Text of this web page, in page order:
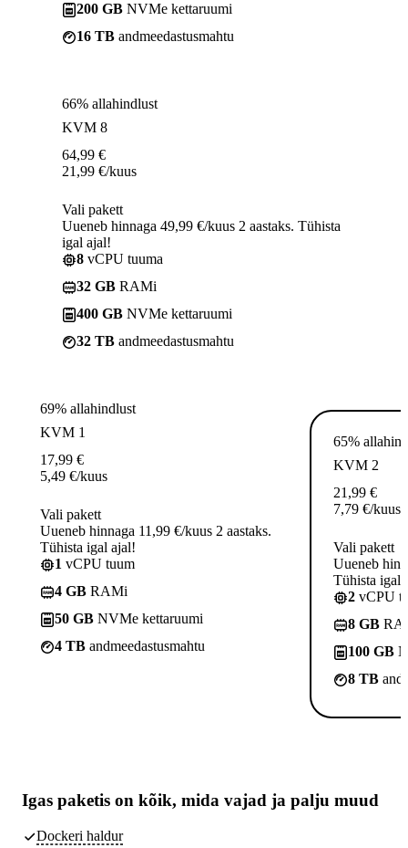
200 GB NVMe kettaruumi
16 TB andmeedastusmahtu
66% allahindlust
KVM 8
64,99 €
21,99 €/kuus
Vali pakett
Uueneb hinnaga 49,99 €/kuus 2 aastaks. Tühista
igal ajal!
8 vCPU tuuma
32 GB RAMi
400 GB NVMe kettaruumi
32 TB andmeedastusmahtu
69% allahindlust
KVM 1
17,99 €
5,49 €/kuus
Vali pakett
Uueneb hinnaga 11,99 €/kuus 2 aastaks.
Tühista igal ajal!
1 vCPU tuum
4 GB RAMi
50 GB NVMe kettaruumi
4 TB andmeedastusmahtu
65%
KVM 2
21,99 €
7,79 €/kuus
Vali pakett
Uueneb
Tühista igal
2 vCPU
8 GB
100 GB
8 TB
Igas paketis on kõik, mida vajad ja palju muud
Dockeri haldur